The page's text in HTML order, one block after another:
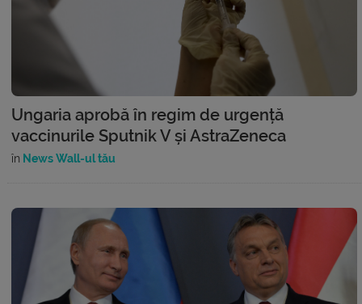
Ungaria aprobă în regim de urgență
vaccinurile Sputnik V și AstraZeneca
în News Wall-ul tău